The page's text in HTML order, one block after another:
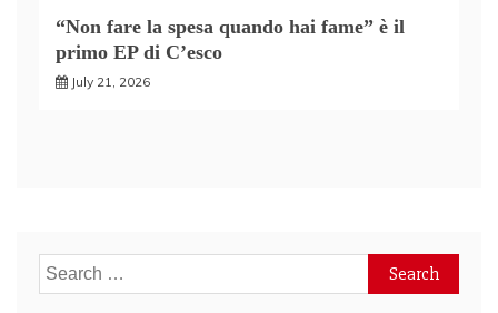
“Non fare la spesa quando hai fame” è il
primo EP di C’esco
July 21, 2026
Search
for: